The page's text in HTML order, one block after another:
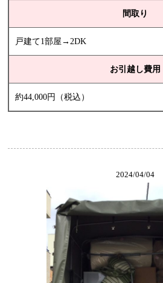
間取り
戸建て1部屋→2DK
お引越し費用
約44,000円（税込）
2024/04/04